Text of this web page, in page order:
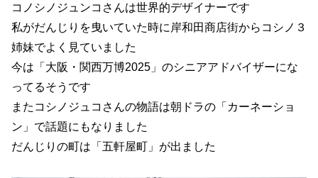
コノシノジュンコさんは世界的デザイナーです
私がだんじりを曳いていた時に岸和田商店街からコシノ３
姉妹でよく見ていました
今は「大阪・関西万博2025」のシニアアドバイザーにな
ってるそうです
またコシノジュコさんの物語は朝ドラの「カーネーショ
ン」で話題にもなりました
だんじりの町は「五軒屋町」が出ました